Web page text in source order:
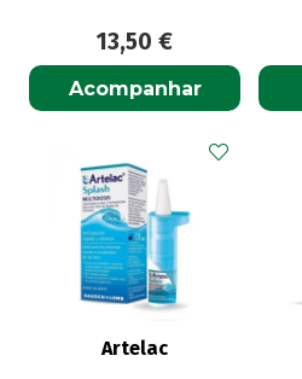
13,50 €
Acompanhar
Artelac